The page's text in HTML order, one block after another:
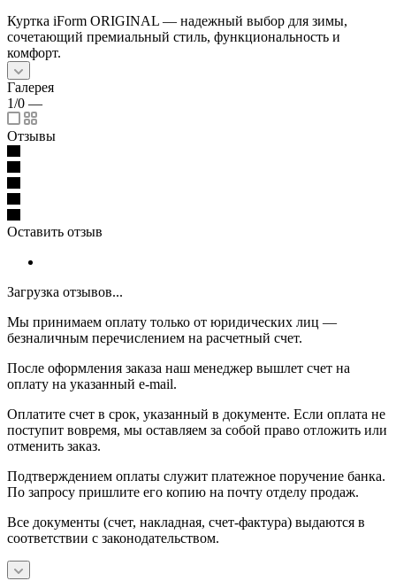
Куртка iForm ORIGINAL — надежный выбор для зимы,
сочетающий премиальный стиль, функциональность и
комфорт.
Галерея
1/0 —
Отзывы
Оставить отзыв
Загрузка отзывов...
Мы принимаем оплату только от юридических лиц —
безналичным перечислением на расчетный счет.
После оформления заказа наш менеджер вышлет счет на
оплату на указанный e-mail.
Оплатите счет в срок, указанный в документе. Если оплата не
поступит вовремя, мы оставляем за собой право отложить или
отменить заказ.
Подтверждением оплаты служит платежное поручение банка.
По запросу пришлите его копию на почту отделу продаж.
Все документы (счет, накладная, счет‑фактура) выдаются в
соответствии с законодательством.